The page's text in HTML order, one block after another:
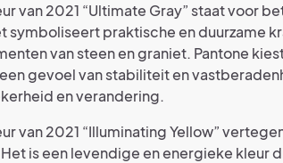
van 2021 “Ultimate Gray” staat voor
symboliseert praktische en duurzame
van steen en graniet. Pantone
gevoel van stabiliteit en
en verandering.
van 2021 “Illuminating Yellow”
is een levendige en energieke kleur